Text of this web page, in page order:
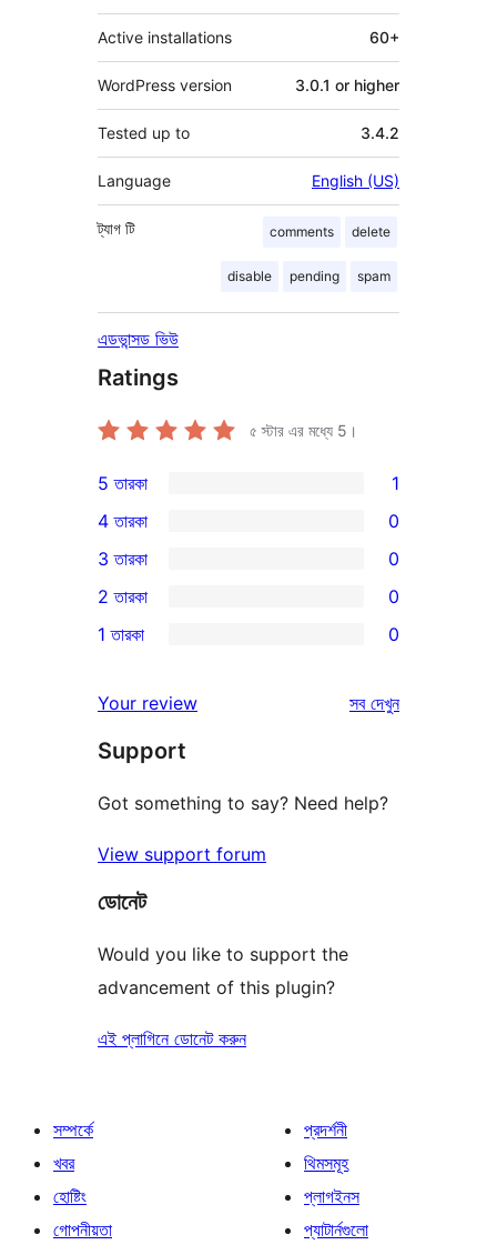
Active installations 60+
WordPress version 3.0.1 or higher
Tested up to 3.4.2
Language English (US)
ট্যাগ comments delete
disable pending spam
টি
এডভান্সড ভিউ
Ratings
৫ স্টার এর মধ্যে 5 ।
1টি
5-
স্টার
রিভিউ
5 তারকা 1
4-
স্টার
রিভিউ
4 তারকা 0
0টি
3-
স্টার
3 তারকা 0
2-
রিভিউ
2 তারকা 0
স্টার
রিভিউ
1 তারকা 0
Your review সবরিভিউ
দেখুন
Support
Got something to say? Need help?
View support forum
ডোনেট
Would you like to support the
advancement of this plugin?
এই প্লাগিনে ডোনেট করুন
সম্পর্কে
খবর
হোষ্টিং
গোপনীয়তা
প্রদর্শনী
থিমসমূহ
প্লাগইনস
প্যাটার্নগুলো